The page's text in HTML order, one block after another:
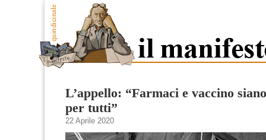
L’appello: “Farmaci e vaccino
per tutti”
22 Aprile 2020